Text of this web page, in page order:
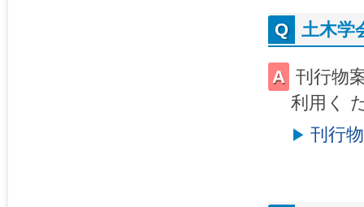
土木学
刊行物
利用く
刊行